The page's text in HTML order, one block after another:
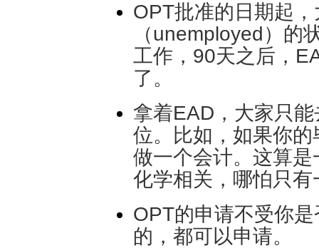
OPT批准的日期起
（unemployed）的
工作，90天之后，
了。
拿着EAD，大家只
位。比如，如果你
做一个会计。这算
化学相关，哪怕只有
OPT的申请不受你
的，都可以申请。